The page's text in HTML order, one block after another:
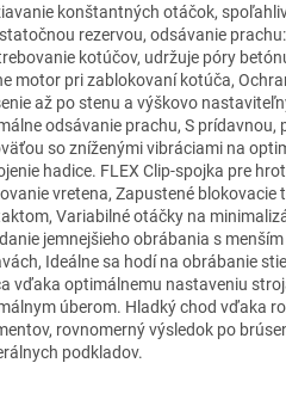
konštantných otáčok,
rezervou, odsávanie
kotúčov, udržuje póry
motor pri zablokovaní kotúča,
až po stenu a výškovo
odsávanie prachu, S
so zníženými vibráciami na
hadice. FLEX Clip-spojka pre
vretena, Zapustené
Variabilné otáčky na
jemnejšieho obrábania s
Ideálne sa hodí na obrábanie
vďaka optimálnemu nastaveniu
úberom. Hladký chod vďaka
rovnomerný výsledok po
podkladov.